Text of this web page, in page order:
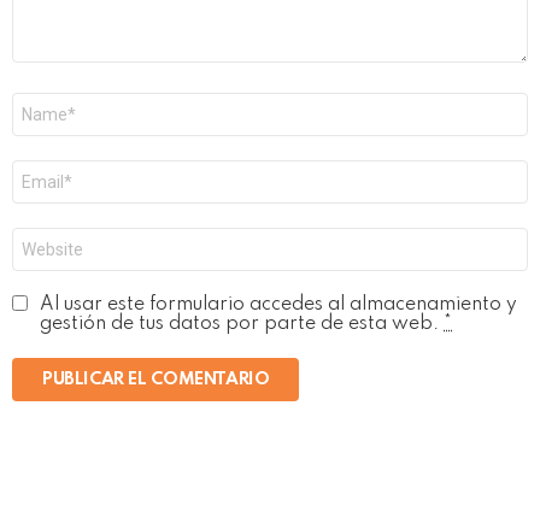
electrónico
*
Al usar este formulario accedes al almacenamiento y
gestión de tus datos por parte de esta web.